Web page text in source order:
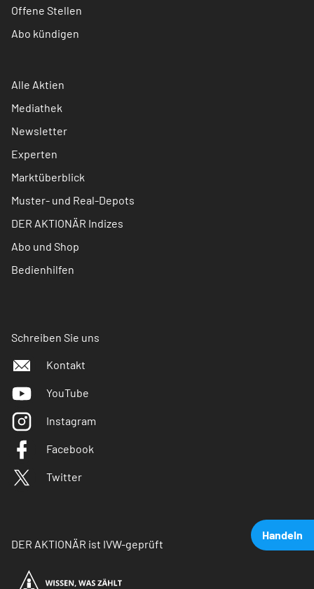
Handeln
Offene Stellen
Abo kündigen
Alle Aktien
Mediathek
Newsletter
Experten
Marktüberblick
Muster- und Real-Depots
DER AKTIONÄR Indizes
Abo und Shop
Bedienhilfen
Schreiben Sie uns
Kontakt
YouTube
Instagram
Facebook
Twitter
DER AKTIONÄR ist IVW-geprüft